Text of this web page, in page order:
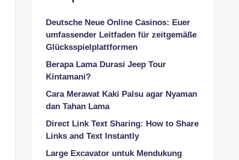
Deutsche Neue Online Casinos: Euer
umfassender Leitfaden für zeitgemäße
Glücksspielplattformen
Berapa Lama Durasi Jeep Tour
Kintamani?
Cara Merawat Kaki Palsu agar Nyaman
dan Tahan Lama
Direct Link Text Sharing: How to Share
Links and Text Instantly
Large Excavator untuk Mendukung